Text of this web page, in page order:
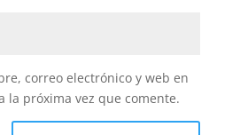
correo electrónico y web en
la próxima vez que comente.